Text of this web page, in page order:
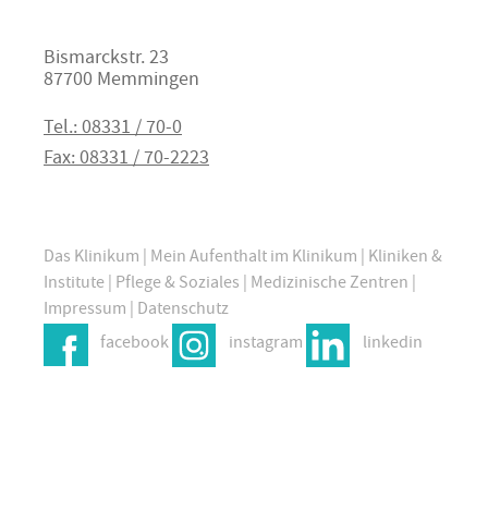
Bismarckstr. 23
87700 Memmingen
Tel.: 08331 / 70-0
Fax: 08331 / 70-2223
Das Klinikum Mein Aufenthalt im Klinikum Kliniken &
Institute Pflege & Soziales Medizinische Zentren
Impressum Datenschutz
facebook
instagram linkedin